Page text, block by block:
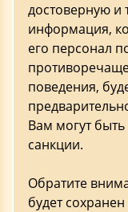
достоверную
информация,
его персонал
поведения,
Вам могут
санкции.
Обратите
будет